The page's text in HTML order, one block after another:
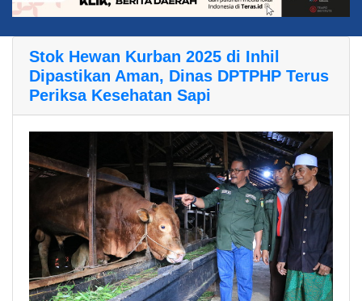
Stok Hewan Kurban 2025 di Inhil
Dipastikan Aman, Dinas DPTPHP Terus
Periksa Kesehatan Sapi